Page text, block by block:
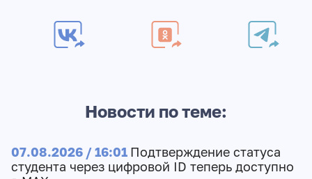
Новости по теме:
07.08.2026 / 16:01 Подтверждение статуса
студента через цифровой ID теперь доступно